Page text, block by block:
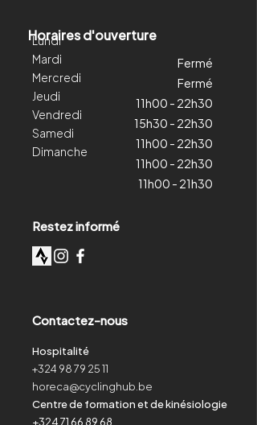
Horaires d'ouverture
Lundi
Mardi
Mercredi
Jeudi
Vendredi
Samedi
Dimanche
Fermé
Fermé
11h00 - 22h30
15h30 - 22h30
11h00 - 22h30
11h00 - 22h30
11h00 - 21h30
Restez informé
Contactez-nous
Hospitalité
+324 98 79 25 11
horeca@cyclinghub.be
Centre de formation et de kinésiologie
+324 71 66 89 68